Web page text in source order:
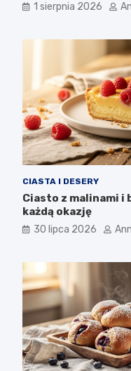
1 sierpnia 2026
CIASTA I DESERY
Ciasto z malinami i
każdą okazję
30 lipca 2026